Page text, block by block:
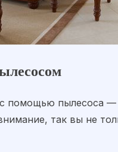
с помощью пылесоса
так вы не